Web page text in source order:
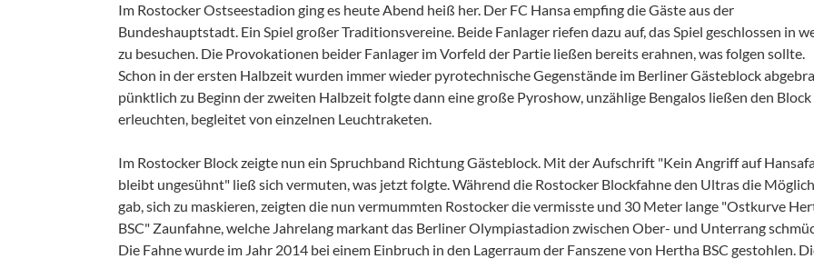
Im Rostocker Ostseestadion ging es heute Abend heiß her. Der FC Hansa empfing die Gäste aus der
Bundeshauptstadt. Ein Spiel großer Traditionsvereine. Beide Fanlager riefen dazu auf, das Spiel geschlossen in
zu besuchen. Die Provokationen beider Fanlager im Vorfeld der Partie ließen bereits erahnen, was folgen sollte.
Schon in der ersten Halbzeit wurden immer wieder pyrotechnische Gegenstände im Berliner Gästeblock
pünktlich zu Beginn der zweiten Halbzeit folgte dann eine große Pyroshow, unzählige Bengalos ließen den Block
erleuchten, begleitet von einzelnen Leuchtraketen.
Im Rostocker Block zeigte nun ein Spruchband Richtung Gästeblock. Mit der Aufschrift "Kein Angriff auf
bleibt ungesühnt" ließ sich vermuten, was jetzt folgte. Während die Rostocker Blockfahne den Ultras die
gab, sich zu maskieren, zeigten die nun vermummten Rostocker die vermisste und 30 Meter lange "Ostkurve
BSC" Zaunfahne, welche Jahrelang markant das Berliner Olympiastadion zwischen Ober- und Unterrang
Die Fahne wurde im Jahr 2014 bei einem Einbruch in den Lagerraum der Fanszene von Hertha BSC gestohlen.